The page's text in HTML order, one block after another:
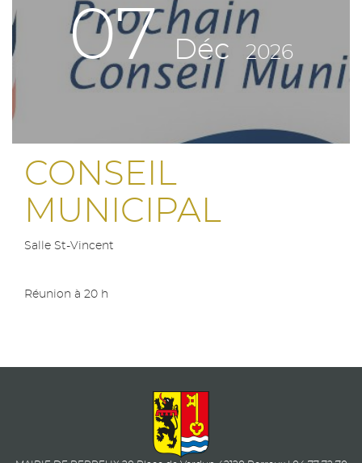
07 Déc 2026
CONSEIL
MUNICIPAL
Salle St-Vincent
Réunion à 20 h